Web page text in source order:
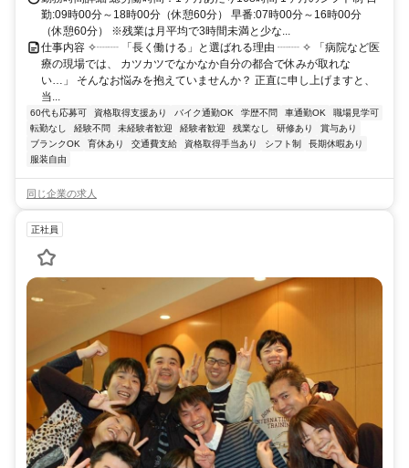
勤:09時00分～18時00分（休憩60分） 早番:07時00分～16時00分
（休憩60分） ※残業は月平均で3時間未満と少な...
仕事内容 ✧┈┈ 「長く働ける」と選ばれる理由 ┈┈ ✧ 「病院など医
療の現場では、 カツカツでなかなか自分の都合で休みが取れな
い…」 そんなお悩みを抱えていませんか？ 正直に申し上げますと、
当...
60代も応募可 資格取得支援あり バイク通勤OK 学歴不問 車通勤OK
職場見学可
転勤なし
経験不問 未経験者歓迎 経験者歓迎 残業なし 研修あり
賞与あり
ブランクOK
育休あり 交通費支給 資格取得手当あり シフト制
長期休暇あり
服装自由
同じ企業の求人
正社員